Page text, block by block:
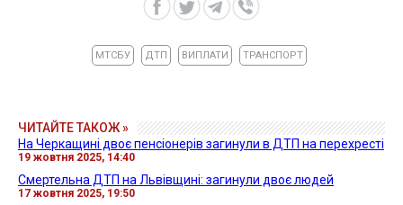
МТСБУ ДТП ВИПЛАТИ ТРАНСПОРТ
ЧИТАЙТЕ ТАКОЖ »
На Черкащині двоє пенсіонерів загинули в ДТП на перехресті
19 жовтня 2025, 14:40
Смертельна ДТП на Львівщині: загинули двоє людей
17 жовтня 2025, 19:50